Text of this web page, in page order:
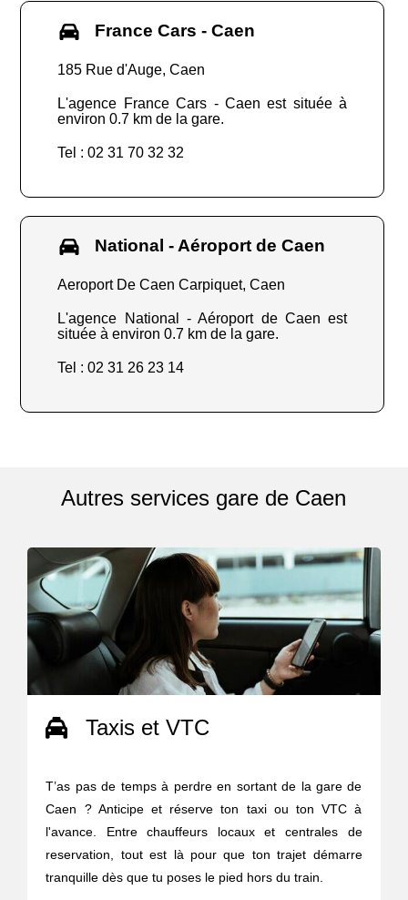
France Cars - Caen
185 Rue d'Auge, Caen
L'agence France Cars - Caen est située à
environ 0.7 km de la gare.
Tel : 02 31 70 32 32
National - Aéroport de Caen
Aeroport De Caen Carpiquet, Caen
L'agence National - Aéroport de Caen est
située à environ 0.7 km de la gare.
Tel : 02 31 26 23 14
Autres services gare de Caen
Taxis et VTC
T’as pas de temps à perdre en sortant de la gare de
Caen ? Anticipe et réserve ton taxi ou ton VTC à
l'avance. Entre chauffeurs locaux et centrales de
reservation, tout est là pour que ton trajet démarre
tranquille dès que tu poses le pied hors du train.